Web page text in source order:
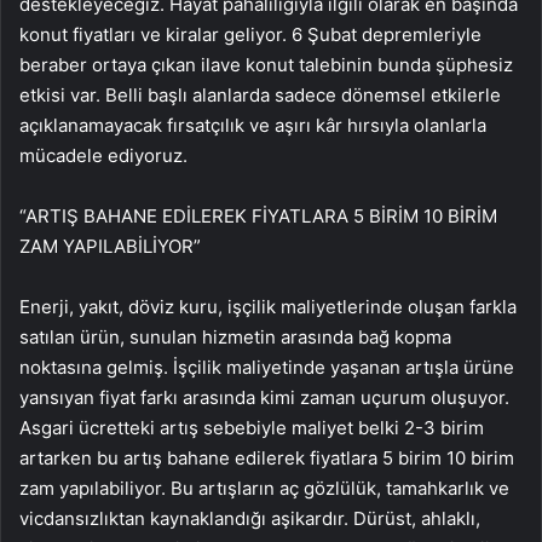
konut fiyatları ve kiralar geliyor. 6 Şubat depremleriyle
beraber ortaya çıkan ilave konut talebinin bunda şüphesiz
etkisi var. Belli başlı alanlarda sadece dönemsel etkilerle
açıklanamayacak fırsatçılık ve aşırı kâr hırsıyla olanlarla
mücadele ediyoruz.
“ARTIŞ BAHANE EDİLEREK FİYATLARA 5 BİRİM 10 BİRİM
ZAM YAPILABİLİYOR”
Enerji, yakıt, döviz kuru, işçilik maliyetlerinde oluşan farkla
satılan ürün, sunulan hizmetin arasında bağ kopma
noktasına gelmiş. İşçilik maliyetinde yaşanan artışla ürüne
yansıyan fiyat farkı arasında kimi zaman uçurum oluşuyor.
Asgari ücretteki artış sebebiyle maliyet belki 2-3 birim
artarken bu artış bahane edilerek fiyatlara 5 birim 10 birim
zam yapılabiliyor. Bu artışların aç gözlülük, tamahkarlık ve
vicdansızlıktan kaynaklandığı aşikardır. Dürüst, ahlaklı,